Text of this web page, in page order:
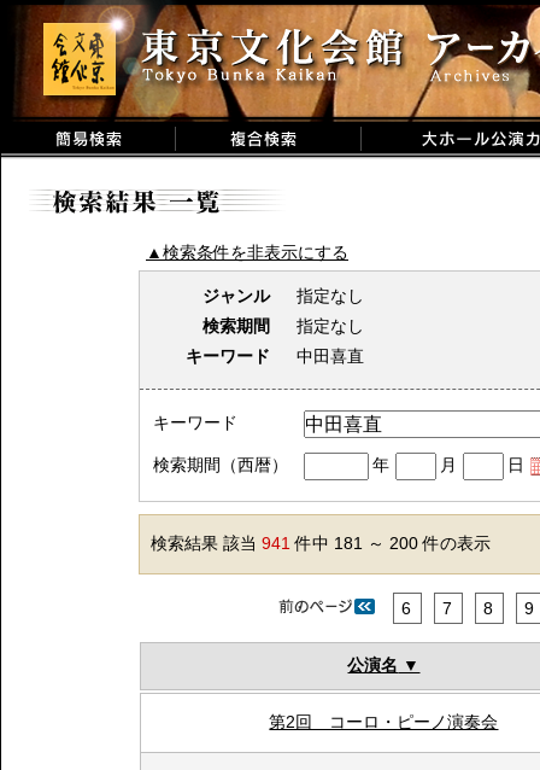
▲検索条件を非表示にする
ジャンル
指定なし
検索期間
指定なし
キーワード
中田喜直
キーワード
検索期間（西暦） 年 月 日
検索結果 該当941 件中 181 ～ 200 件の表示
6 7 8 9
公演名
第2回 コーロ・ピーノ演奏会